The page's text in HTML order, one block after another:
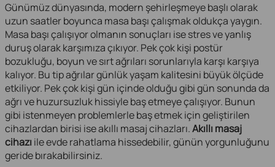
Günümüz dünyasında, modern şehirleşmeye başlı olarak
uzun saatler boyunca masa başı çalışmak oldukça yaygın.
Masa başı çalışıyor olmanın sonuçları ise stres ve yanlış
duruş olarak karşımıza çıkıyor. Pek çok kişi postür
bozukluğu, boyun ve sırt ağrıları sorunlarıyla karşı karşıya
kalıyor. Bu tip ağrılar günlük yaşam kalitesini büyük ölçüde
etkiliyor. Pek çok kişi gün içinde olduğu gibi gün sonunda da
ağrı ve huzursuzluk hissiyle baş etmeye çalışıyor. Bunun
gibi istenmeyen problemlerle baş etmek için geliştirilen
cihazlardan birisi ise akıllı masaj cihazları.Akıllı masaj
cihazı ile evde rahatlama hissedebilir, günün yorgunluğunu
geride bırakabilirsiniz.